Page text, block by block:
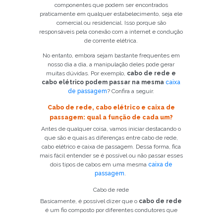
componentes que podem ser encontrados
praticamente em qualquer estabelecimento, seja ele
comercial ou residencial. Isso porque são
responsáveis pela conexão com a internet e condução
de corrente elétrica.
No entanto, embora sejam bastante frequentes em
nosso dia a dia, a manipulação deles pode gerar
muitas dúvidas. Por exemplo, cabo de rede e
cabo elétrico podem passar na mesma caixa
de passagem? Confira a seguir.
Cabo de rede, cabo elétrico e caixa de
passagem: qual a função de cada um?
Antes de qualquer coisa, vamos iniciar destacando o
que são e quais as diferenças entre cabo de rede,
cabo elétrico e caixa de passagem. Dessa forma, fica
mais fácil entender se é possível ou não passar esses
dois tipos de cabos em uma mesma caixa de
passagem.
Cabo de rede
Basicamente, é possível dizer que o cabo de rede
é um fio composto por diferentes condutores que